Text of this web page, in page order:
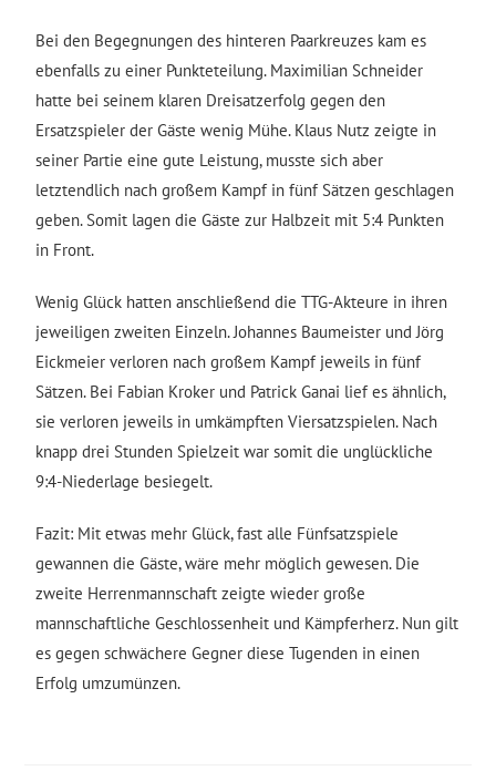
Bei den Begegnungen des hinteren Paarkreuzes kam es
ebenfalls zu einer Punkteteilung. Maximilian Schneider
hatte bei seinem klaren Dreisatzerfolg gegen den
Ersatzspieler der Gäste wenig Mühe. Klaus Nutz zeigte in
seiner Partie eine gute Leistung, musste sich aber
letztendlich nach großem Kampf in fünf Sätzen geschlagen
geben. Somit lagen die Gäste zur Halbzeit mit 5:4 Punkten
in Front.
Wenig Glück hatten anschließend die TTG-Akteure in ihren
jeweiligen zweiten Einzeln. Johannes Baumeister und Jörg
Eickmeier verloren nach großem Kampf jeweils in fünf
Sätzen. Bei Fabian Kroker und Patrick Ganai lief es ähnlich,
sie verloren jeweils in umkämpften Viersatzspielen. Nach
knapp drei Stunden Spielzeit war somit die unglückliche
9:4-Niederlage besiegelt.
Fazit: Mit etwas mehr Glück, fast alle Fünfsatzspiele
gewannen die Gäste, wäre mehr möglich gewesen. Die
zweite Herrenmannschaft zeigte wieder große
mannschaftliche Geschlossenheit und Kämpferherz. Nun gilt
es gegen schwächere Gegner diese Tugenden in einen
Erfolg umzumünzen.